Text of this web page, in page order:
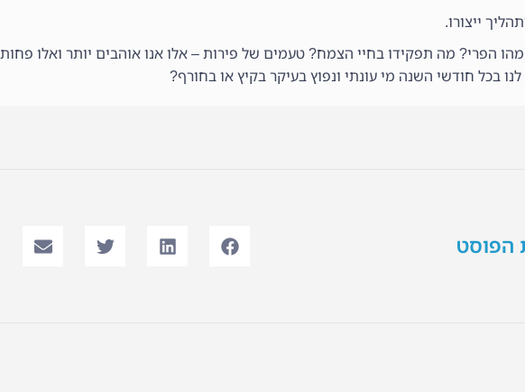
ייצורו.
הפרי? מה תפקידו בחיי הצמח? טעמים של פירות – אלו אנו אוהבים יותר ואלו פחות
בכל חודשי השנה מי עונתי ונפוץ בעיקר בקיץ או בחורף?
הפוסט